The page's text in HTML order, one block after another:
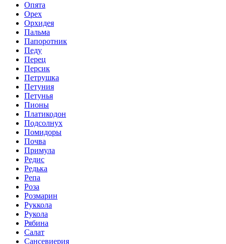
Опята
Орех
Орхидея
Пальма
Папоротник
Педу
Перец
Персик
Петрушка
Петуния
Петунья
Пионы
Платикодон
Подсолнух
Помидоры
Почва
Примула
Редис
Редька
Репа
Роза
Розмарин
Руккола
Рукола
Рябина
Салат
Сансевиерия